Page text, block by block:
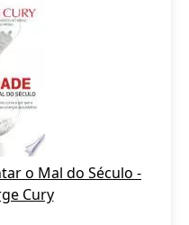
o Mal do Século -
Cury